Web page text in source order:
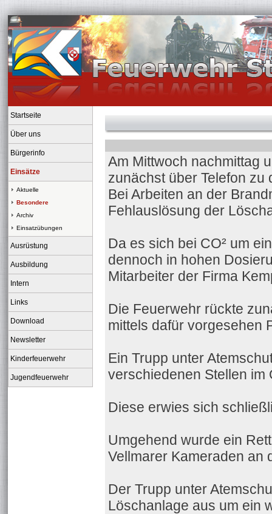
Startseite
Über uns
Bürgerinfo
Einsätze
Aktuelle
Besondere
Archiv
Einsatzübungen
Ausrüstung
Ausbildung
Intern
Links
Download
Newsletter
Kinderfeuerwehr
Jugendfeuerwehr
Am Mittwoch nachmittag
zunächst über Telefon zu
Bei Arbeiten an der
Fehlauslösung der
Da es sich bei CO² um
dennoch in hohen
Mitarbeiter der Firma
Die Feuerwehr rückte
mittels dafür vorgesehen
Ein Trupp unter
verschiedenen Stellen im
Diese erwies sich
Umgehend wurde ein
Vellmarer Kameraden an
Der Trupp unter
Löschanlage aus um ein